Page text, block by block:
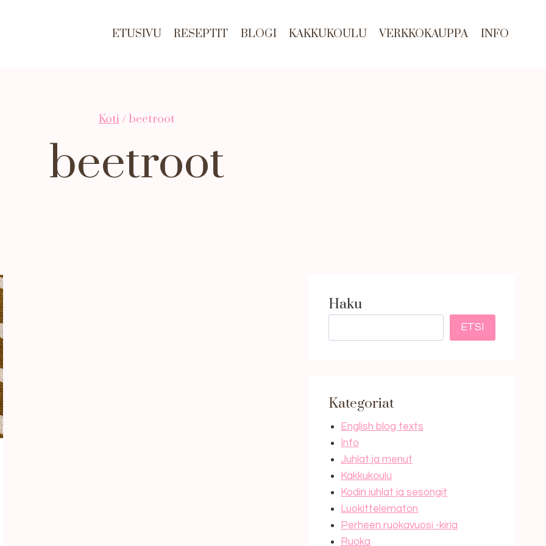
ETUSIVU RESEPTIT BLOGI KAKKUKOULU VERKKOKAUPPA INFO
Koti / beetroot
beetroot
Haku
ETSI
Kategoriat
English blog texts
Info
Juhlat ja menut
Kakkukoulu
Kodin juhlat ja sesongit
Luokittelematon
Perheen ruokavuosi -kirja
Ruoka